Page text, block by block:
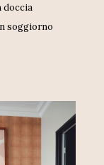
doccia
soggiorno